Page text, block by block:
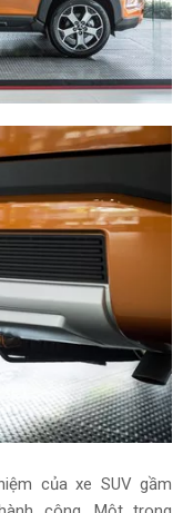
của xe SUV gầm